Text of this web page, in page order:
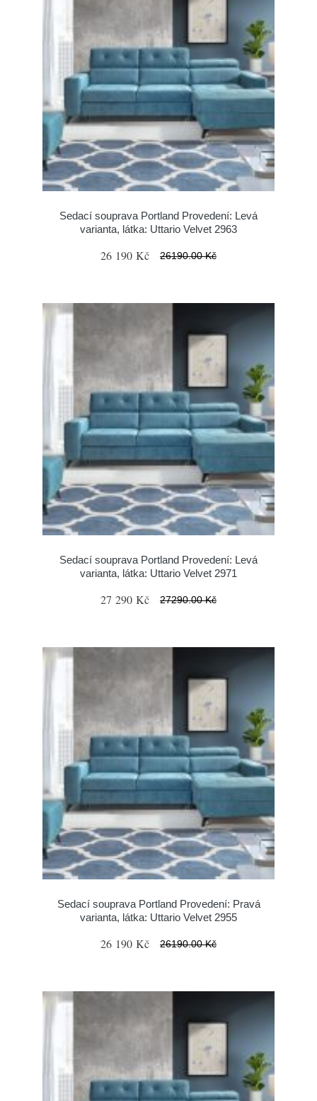
Sedací souprava Portland Provedení: Levá
varianta, látka: Uttario Velvet 2963
26 190 Kč 26190.00 Kč
Sedací souprava Portland Provedení: Levá
varianta, látka: Uttario Velvet 2971
27 290 Kč 27290.00 Kč
Sedací souprava Portland Provedení: Pravá
varianta, látka: Uttario Velvet 2955
26 190 Kč 26190.00 Kč